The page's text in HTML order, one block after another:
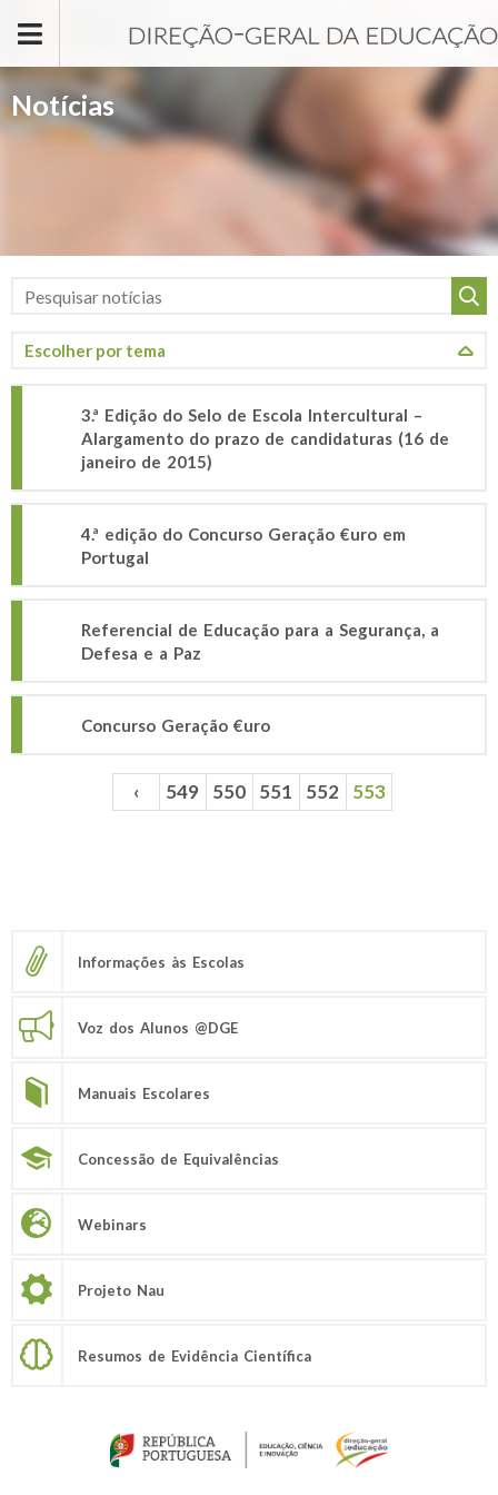
Notícias
3.ª Edição do Selo de Escola Intercultural –
Alargamento do prazo de candidaturas (16 de
janeiro de 2015)
4.ª edição do Concurso Geração €uro em
Portugal
Referencial de Educação para a Segurança, a
Defesa e a Paz
Concurso Geração €uro
‹ 549 550 551 552 553
Informações às Escolas
Voz dos Alunos @DGE
Manuais Escolares
Concessão de Equivalências
Webinars
Projeto Nau
Resumos de Evidência Científica